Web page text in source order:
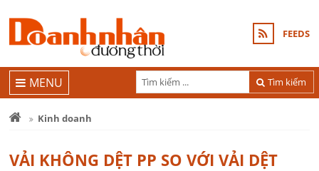
FEEDS
Tìm kiếm
MENU
Kinh doanh
VẢI KHÔNG DỆT PP SO VỚI VẢI DỆT